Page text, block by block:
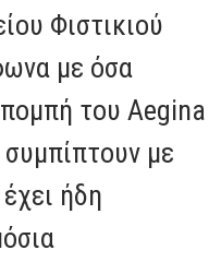
Φιστικιού
με όσα
του Aegina
με
ήδη